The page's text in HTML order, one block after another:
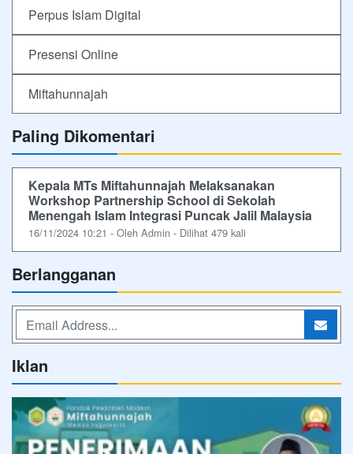
Perpus Islam Digital
Presensi Online
Miftahunnajah
Paling Dikomentari
Kepala MTs Miftahunnajah Melaksanakan
Workshop Partnership School di Sekolah
Menengah Islam Integrasi Puncak Jalil Malaysia
16/11/2024 10:21 - Oleh Admin - Dilihat 479 kali
Berlangganan
Iklan